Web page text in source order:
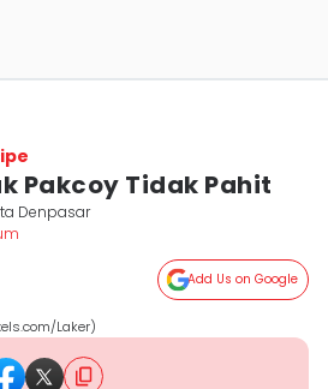
Pakcoy Tidak Pahit
Denpasar
Add Us on Google
Laker)